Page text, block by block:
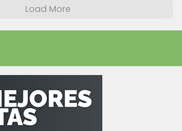
Load More